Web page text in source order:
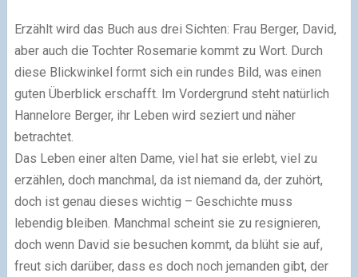
Erzählt wird das Buch aus drei Sichten: Frau Berger, David,
aber auch die Tochter Rosemarie kommt zu Wort. Durch
diese Blickwinkel formt sich ein rundes Bild, was einen
guten Überblick erschafft. Im Vordergrund steht natürlich
Hannelore Berger, ihr Leben wird seziert und näher
betrachtet.
Das Leben einer alten Dame, viel hat sie erlebt, viel zu
erzählen, doch manchmal, da ist niemand da, der zuhört,
doch ist genau dieses wichtig – Geschichte muss
lebendig bleiben. Manchmal scheint sie zu resignieren,
doch wenn David sie besuchen kommt, da blüht sie auf,
freut sich darüber, dass es doch noch jemanden gibt, der